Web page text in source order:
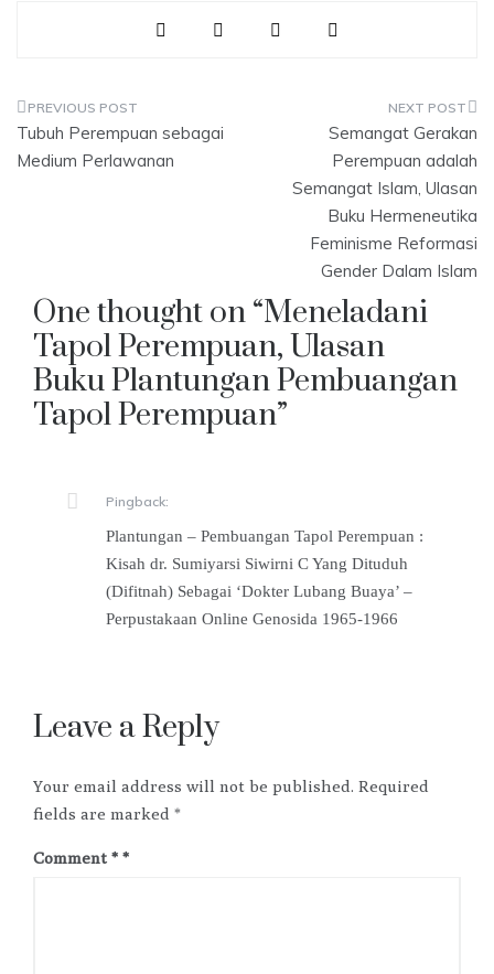
Post
navigation
Tubuh Perempuan sebagai
Medium Perlawanan
Semangat Gerakan
Perempuan adalah
Semangat Islam, Ulasan
Buku Hermeneutika
Feminisme Reformasi
Gender Dalam Islam
One thought on “Meneladani
Tapol Perempuan, Ulasan
Buku Plantungan Pembuangan
Tapol Perempuan”
Pingback:
Plantungan – Pembuangan Tapol Perempuan :
Kisah dr. Sumiyarsi Siwirni C Yang Dituduh
(Difitnah) Sebagai ‘Dokter Lubang Buaya’ –
Perpustakaan Online Genosida 1965-1966
Leave a Reply
Your email address will not be published. Required
fields are marked *
Comment *